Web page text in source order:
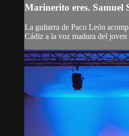
Marinerito eres. Samuel
La guitarra de Paco León
Cádiz a la voz madura del joven